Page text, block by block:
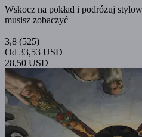
Wskocz na pokład i podróżuj
musisz zobaczyć
3,8 (525)
Od 33,53 USD
28,50 USD